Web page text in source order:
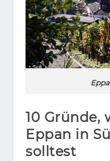
10 Gründe,
Eppan in
solltest